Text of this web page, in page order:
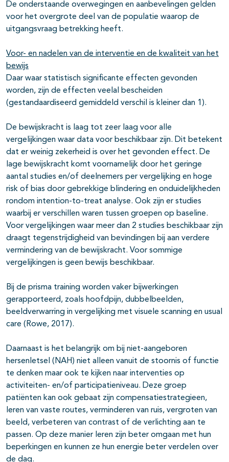
De onderstaande overwegingen en aanbevelingen gelden
voor het overgrote deel van de populatie waarop de
uitgangsvraag betrekking heeft.
Voor- en nadelen van de interventie en de kwaliteit van het
bewijs
Daar waar statistisch significante effecten gevonden
worden, zijn de effecten veelal bescheiden
(gestandaardiseerd gemiddeld verschil is kleiner dan 1).
De bewijskracht is laag tot zeer laag voor alle
vergelijkingen waar data voor beschikbaar zijn. Dit betekent
dat er weinig zekerheid is over het gevonden effect. De
lage bewijskracht komt voornamelijk door het geringe
aantal studies en/of deelnemers per vergelijking en hoge
risk of bias door gebrekkige blindering en onduidelijkheden
rondom intention-to-treat analyse. Ook zijn er studies
waarbij er verschillen waren tussen groepen op baseline.
Voor vergelijkingen waar meer dan 2 studies beschikbaar zijn
draagt tegenstrijdigheid van bevindingen bij aan verdere
vermindering van de bewijskracht. Voor sommige
vergelijkingen is geen bewijs beschikbaar.
Bij de prisma training worden vaker bijwerkingen
gerapporteerd, zoals hoofdpijn, dubbelbeelden,
beeldverwarring in vergelijking met visuele scanning en usual
care (Rowe, 2017).
Daarnaast is het belangrijk om bij niet-aangeboren
hersenletsel (NAH) niet alleen vanuit de stoornis of functie
te denken maar ook te kijken naar interventies op
activiteiten- en/of participatieniveau. Deze groep
patiënten kan ook gebaat zijn compensatiestrategieen,
leren van vaste routes, verminderen van ruis, vergroten van
beeld, verbeteren van contrast of de verlichting aan te
passen. Op deze manier leren zijn beter omgaan met hun
beperkingen en kunnen ze hun energie beter verdelen over
de dag.